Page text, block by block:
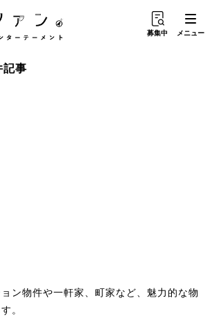
募集中 メニュー
事
ン物件や一軒家、町家など、魅力的な物
。